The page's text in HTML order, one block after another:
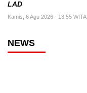
LAD
Kamis, 6 Agu 2026 - 13:55 WITA
NEWS